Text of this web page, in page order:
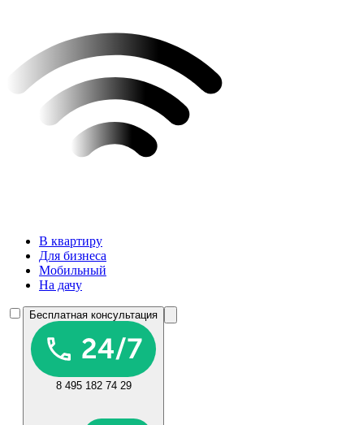
В квартиру
Для бизнеса
Мобильный
На дачу
Бесплатная консультация
8 495 182 74 29